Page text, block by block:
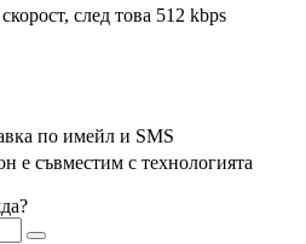
след това 512 kbps
по имейл и SMS
е съвместим с технологията